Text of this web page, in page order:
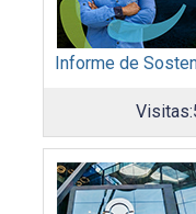
Visitas: